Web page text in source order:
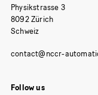
Physikstrasse 3
8092 Zürich
Schweiz
Follow us